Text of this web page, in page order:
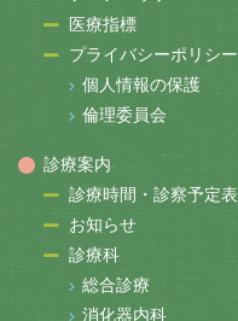
医療指標
プライバシーポリシー
個人情報の保護
倫理委員会
診療案内
診療時間・診察予定表
お知らせ
診療科
総合診療
消化器内科